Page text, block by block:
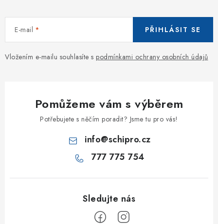
E-mail
Vložením e-mailu souhlasíte s podmínkami ochrany osobních údajů
PŘIHLÁSIT SE
Pomůžeme vám s výběrem
Potřebujete s něčím poradit? Jsme tu pro vás!
info@schipro.cz
777 775 754